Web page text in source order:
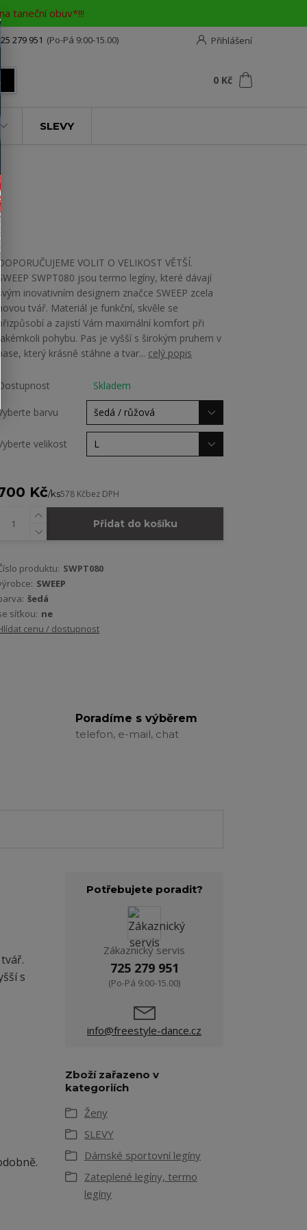
taneční obuv*!!!
Přihlášení
279 951 (Po-Pá 9:00-15.00)
0 Kč
SLEVY
VOLIT O VELIKOST VĚTŠÍ.
SWPT080 jsou termo legíny, které dávají
inovativním designem značce SWEEP zcela
tvář. Materiál je funkční, skvěle se
a zajistí Vám maximální komfort při
pohybu. Pas je vyšší s širokým pruhem v
který krásně stáhne a tvar... celý popis
Skladem
barvu
velikost
Kč/ks578 Kčbez DPH
Přidat do košíku
produktu: SWPT080
SWEEP
šedá
síťkou: ne
cenu / dostupnost
Poradíme s výběrem
telefon, e-mail, chat
s
Potřebujete poradit?
Zákaznický servis
725 279 951
(Po-Pá 9:00-15.00)
info@freestyle-dance.cz
Zboží zařazeno v
kategoriích
Ženy
SLEVY
Dámské sportovní legíny
Zateplené legíny, termo
legíny